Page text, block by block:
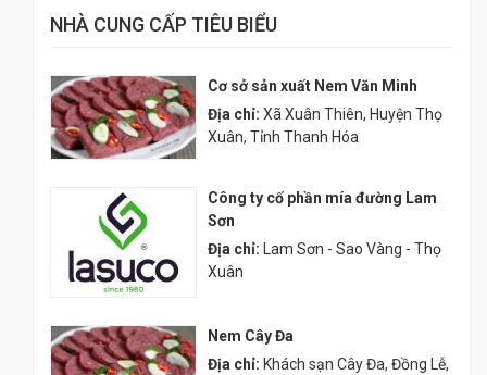
NHÀ CUNG CẤP TIÊU BIỂU
Cơ sở sản xuất Nem Văn Minh
Địa chỉ: Xã Xuân Thiên, Huyện Thọ
Xuân, Tỉnh Thanh Hóa
Công ty cố phần mía đường Lam
Sơn
Địa chỉ: Lam Sơn - Sao Vàng - Thọ
Xuân
Nem Cây Đa
Địa chỉ: Khách sạn Cây Đa, Đồng Lễ,